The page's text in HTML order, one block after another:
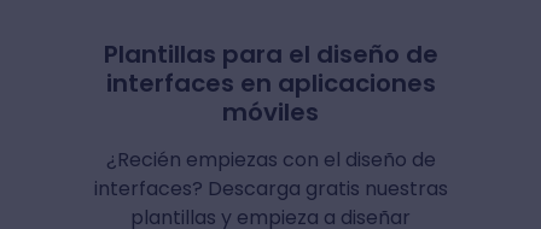
Plantillas para el diseño de
interfaces en aplicaciones
móviles
¿Recién empiezas con el diseño de
interfaces? Descarga gratis nuestras
plantillas y empieza a diseñar